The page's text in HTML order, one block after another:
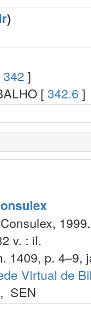
)
342 ]
[ 342.6 ]
1999.
v. : il.
1409, p. 4–9,
Virtual de
, SEN